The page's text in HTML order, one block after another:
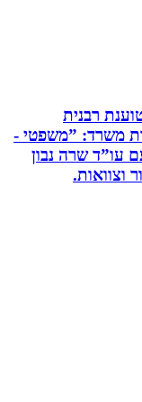
”משפטי -
שרה נבון